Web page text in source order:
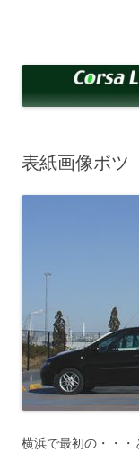
へ
ッ
表紙画像ボツ
横浜で最初の・・・